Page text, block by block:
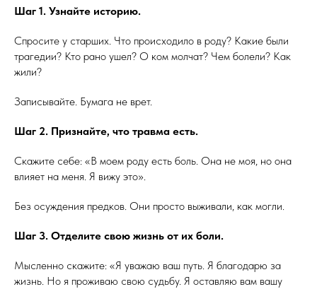
Шаг 1. Узнайте историю.
Спросите у старших. Что происходило в роду? Какие были
трагедии? Кто рано ушел? О ком молчат? Чем болели? Как
жили?
Записывайте. Бумага не врет.
Шаг 2. Признайте, что травма есть.
Скажите себе: «В моем роду есть боль. Она не моя, но она
влияет на меня. Я вижу это».
Без осуждения предков. Они просто выживали, как могли.
Шаг 3. Отделите свою жизнь от их боли.
Мысленно скажите: «Я уважаю ваш путь. Я благодарю за
жизнь. Но я проживаю свою судьбу. Я оставляю вам вашу